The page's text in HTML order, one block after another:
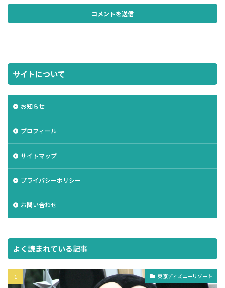
サイトについて
お知らせ
プロフィール
サイトマップ
プライバシーポリシー
お問い合わせ
よく読まれている記事
東京ディズニーリゾート